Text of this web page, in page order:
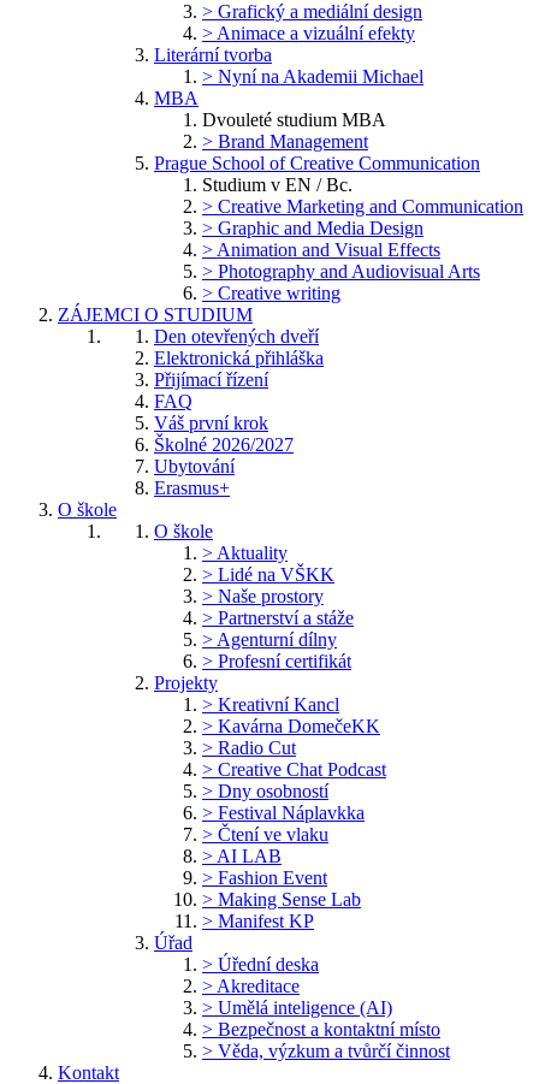
> Grafický a mediální design
> Animace a vizuální efekty
Literární tvorba
> Nyní na Akademii Michael
MBA
Dvouleté studium MBA
> Brand Management
Prague School of Creative Communication
Studium v EN / Bc.
> Creative Marketing and Communication
> Graphic and Media Design
> Animation and Visual Effects
> Photography and Audiovisual Arts
> Creative writing
ZÁJEMCI O STUDIUM
Den otevřených dveří
Elektronická přihláška
Přijímací řízení
FAQ
Váš první krok
Školné 2026/2027
Ubytování
Erasmus+
O škole
O škole
> Aktuality
> Lidé na VŠKK
> Naše prostory
> Partnerství a stáže
> Agenturní dílny
> Profesní certifikát
Projekty
> Kreativní Kancl
> Kavárna DomečeKK
> Radio Cut
> Creative Chat Podcast
> Dny osobností
> Festival Náplavkka
> Čtení ve vlaku
> AI LAB
> Fashion Event
> Making Sense Lab
> Manifest KP
Úřad
> Úřední deska
> Akreditace
> Umělá inteligence (AI)
> Bezpečnost a kontaktní místo
> Věda, výzkum a tvůrčí činnost
Kontakt